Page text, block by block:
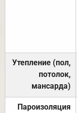
Утепление (пол,
потолок,
мансарда)
Пароизоляция